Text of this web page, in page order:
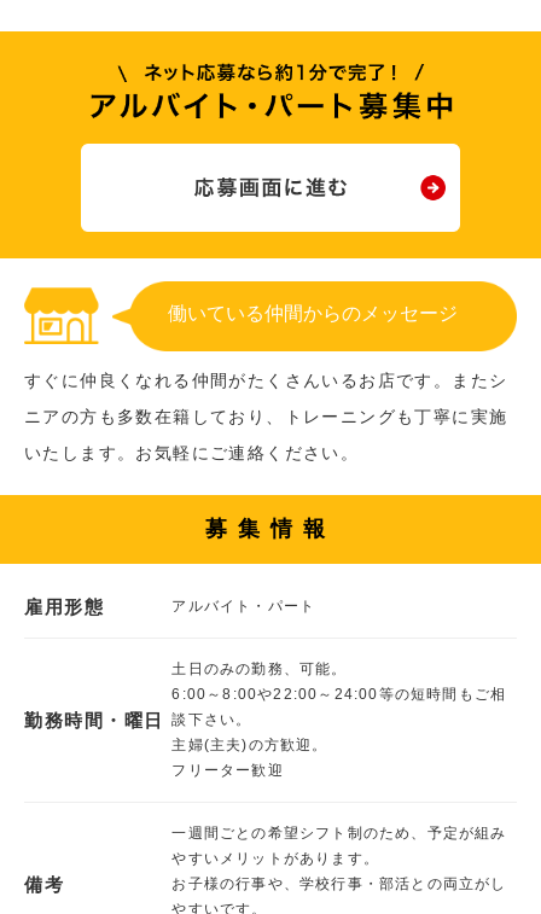
働いている仲間からのメッセージ
すぐに仲良くなれる仲間がたくさんいるお店です。またシ
ニアの方も多数在籍しており、トレーニングも丁寧に実施
いたします。お気軽にご連絡ください。
募集情報
雇用形態 アルバイト・パート
勤務時間・曜日
土日のみの勤務、可能。
6:00～8:00や22:00～24:00等の短時間もご相
談下さい。
主婦(主夫)の方歓迎。
フリーター歓迎
備考
一週間ごとの希望シフト制のため、予定が組み
やすいメリットがあります。
お子様の行事や、学校行事・部活との両立がし
やすいです。